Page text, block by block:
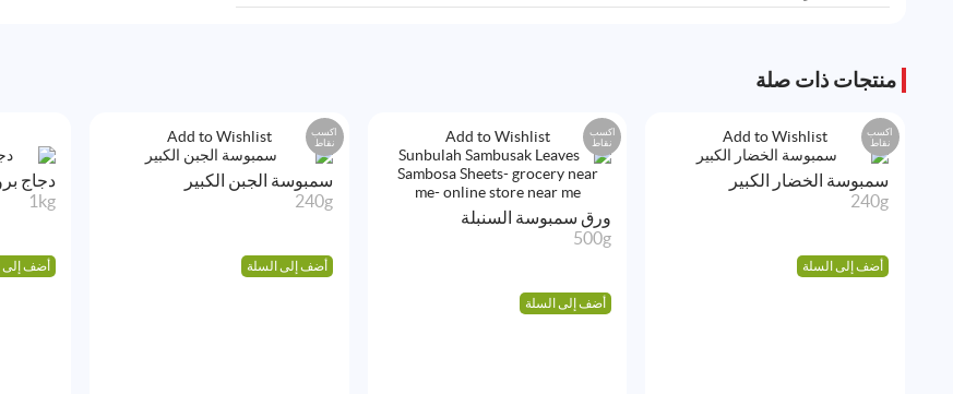
منتجات ذات صلة
Add to Wishlist
اكسب
نقاط
سمبوسة الخضار الكبير
240g
أضف إلى السلة
Add to Wishlist
اكسب
نقاط
ورق سمبوسة السنبلة
500g
أضف إلى السلة
Add to Wishlist
اكسب
نقاط
سمبوسة الجبن الكبير
240g
أضف إلى السلة
دجاج
1kg
أضف إلى